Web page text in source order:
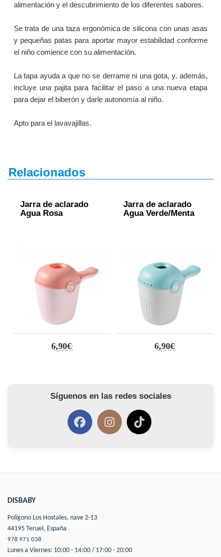
alimentación y el descubrimiento de los diferentes sabores.
Se trata de una taza ergonómica de silicona con unas asas
y pequeñas patas para aportar mayor estabilidad conforme
el niño comience con su alimentación.
La tapa ayuda a que no se derrame ni una gota, y, además,
incluye una pajita para facilitar el paso a una nueva etapa
para dejar el biberón y darle autonomía al niño.
Apto para el lavavajillas.
Relacionados
Jarra de aclarado
Agua Rosa
6,90€
Jarra de aclarado
Agua Verde/Menta
6,90€
Síguenos en las redes sociales
DISBABY
Polígono Los Hostales, nave 2-13
44195 Teruel, España
978 971 038
Lunes a Viernes: 10:00 - 14:00 / 17:00 - 20:00